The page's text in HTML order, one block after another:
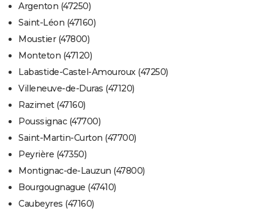
Argenton (47250)
Saint-Léon (47160)
Moustier (47800)
Monteton (47120)
Labastide-Castel-Amouroux (47250)
Villeneuve-de-Duras (47120)
Razimet (47160)
Poussignac (47700)
Saint-Martin-Curton (47700)
Peyrière (47350)
Montignac-de-Lauzun (47800)
Bourgougnague (47410)
Caubeyres (47160)